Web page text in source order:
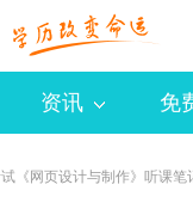
资讯 免
《网页设计与制作》听课笔